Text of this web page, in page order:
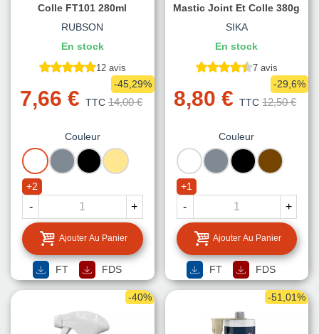
Colle FT101 280ml
RUBSON
En stock
12 avis
7,66 € TTC 14,00 €
-45,29%
Couleur
BLANC GRIS NOIR
TON
PIERRE
+2
- +
Ajouter Au Panier
FT FDS
Mastic Joint Et Colle 380g
SIKA
En stock
7 avis
8,80 € TTC 12,50 €
-29,6%
Couleur
BLANC GRIS NOIR MARRON
+1
- +
Ajouter Au Panier
FT FDS
-40% -51,01%